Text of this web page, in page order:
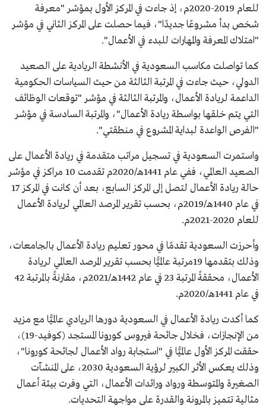
للعام 2019-2020م، إذ جاءت في المركز الأول بمؤشر "معرفة
شخص بدأ مشروعًا جديدًا"، فيما حصلت على المركز الثاني في مؤشر
"امتلاك المعرفة والمهارات للبدء في الأعمال".
كما تواصلت مكاسب السعودية في الأنشطة الريادية على الصعيد
الدولي، حيث جاءت في المرتبة الثالثة من حيث السياسات الحكومية
الداعمة لريادة الأعمال، والمرتبة الثالثة في مؤشر "توقعات الوظائف
التي يتم خلقها بواسطة ريادة الأعمال"، والمرتبة السادسة في مؤشر
"الفرص الواعدة لبداية المشروع في منطقتي".
واستمرت السعودية في تسجيل مراتب متقدمة في ريادة الأعمال على
الصعيد العالمي، ففي عام 1441هـ/2020م تقدمت 10 مراكز في مؤشر
حالة ريادة الأعمال لتصل إلى المركز السابع، بعد أن كانت في المركز 17
في عام 1440هـ/2019م، بحسب تقرير المرصد العالمي لريادة الأعمال
للعام 2020-2021م.
وأحرزت السعودية تقدمًا في محور تعليم ريادة الأعمال بالجامعات،
وذلك بتقدمها 19مرتبة عالميًّا بحسب تقرير المرصد العالمي لريادة
الأعمال، محققةً المرتبة 23 في عام 1442هـ/2021م، مقارنةً بالمرتبة 42
في عام 1441هـ/2020م.
كما أكدت ريادة الأعمال في السعودية دورها الريادي عالميًّا مع مزيد
من الإنجازات، فخلال جائحة فيروس كورونا المستجد (كوفيد-19)،
حققت المركز الأول عالميًّا في "استجابة رواد الأعمال لجائحة كورونا"،
وذلك يعكس الأثر الكبير لرؤية السعودية 2030، على المنشآت
الصغيرة والمتوسطة ورواد ورائدات الأعمال، التي وفرت بيئة أعمال
مثالية تتميز بالمرونة والقدرة على مواجهة التحديات.